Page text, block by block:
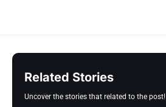
Related Stories
Uncover the stories that related to the post!